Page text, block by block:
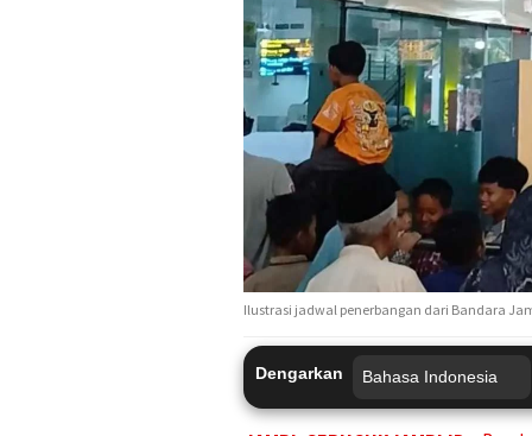
Ilustrasi jadwal penerbangan dari Bandara
Dengarkan